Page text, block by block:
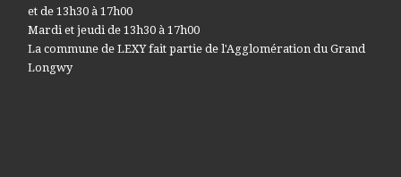
et de 13h30 à 17h00
Mardi et jeudi de 13h30 à 17h00
La commune de LEXY fait partie de l'Agglomération du Grand
Longwy